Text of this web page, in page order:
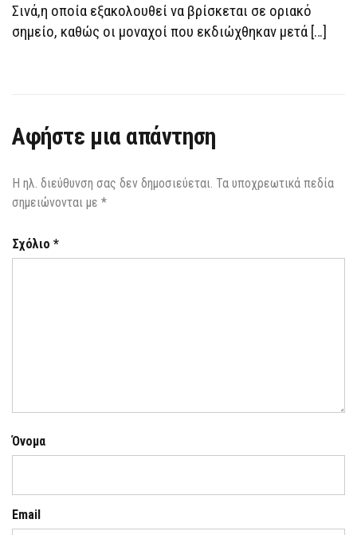
ΒΓΩ
ΑΠΌ
Σινά,η οποία εξακολουθεί να βρίσκεται σε οριακό
σημείο, καθώς οι μοναχοί που εκδιώχθηκαν μετά […]
Αφήστε μια απάντηση
Η ηλ. διεύθυνση σας δεν δημοσιεύεται. Τα υποχρεωτικά πεδία
σημειώνονται με *
Σχόλιο *
Όνομα
Email